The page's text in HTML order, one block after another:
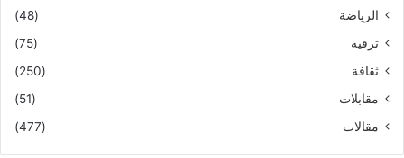
الرياضة
(48)
ترقيه
(75)
ثقافة
(250)
مقابلات
(51)
مقالات
(477)